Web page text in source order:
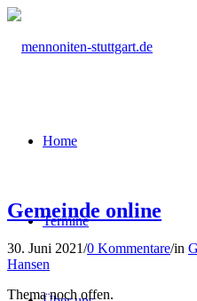
Home
Termine
Gemeinde online
30. Juni 2021/0 Kommentare/in
Hansen
Thema noch offen.